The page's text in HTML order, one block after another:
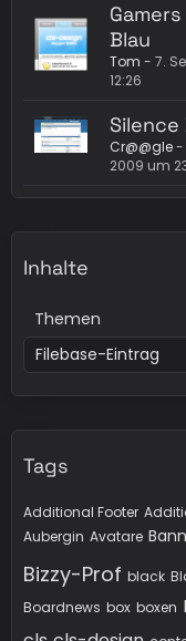
Blau
Tom - 7.
12:26
Silence
Cr@@gle-
2009 um
Inhalte
Themen
Filebase-Eintrag
Tags
Additional Footer
Aubergin Avatare
Bizzy-Prof black
Boardnews box boxen